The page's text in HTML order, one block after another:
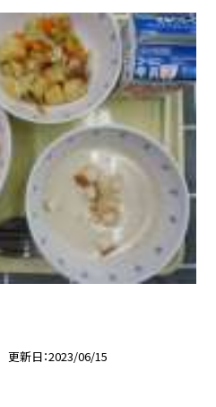
更新日 2023/06/15